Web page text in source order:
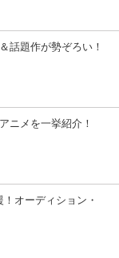
話題作が勢ぞろい！
ニメを一挙紹介！
オーディション・